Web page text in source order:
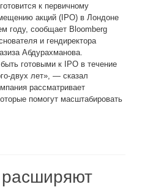
к первичному
акций (IPO) в Лондоне
году, сообщает Bloomberg
и гендиректора
Абдурахманова.
готовыми к IPO в течение
двух лет», — сказал
рассматривает
помогут масштабировать